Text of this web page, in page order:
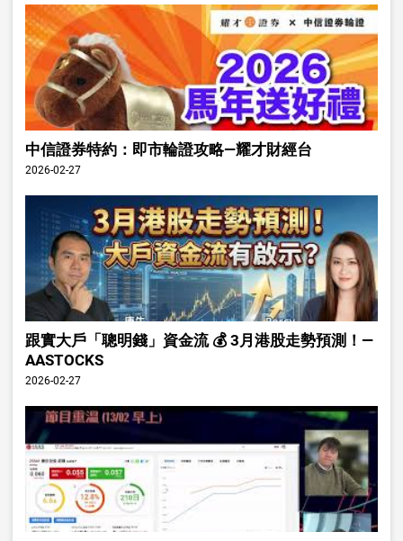
中信證券特約：即市輪證攻略—耀才財經台
2026-02-27
跟實大戶「聰明錢」資金流 💰 3月港股走勢預測！—
AASTOCKS
2026-02-27